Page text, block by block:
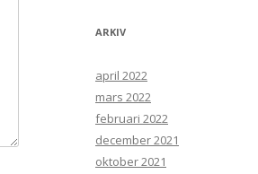
ARKIV
april 2022
mars 2022
februari 2022
december 2021
oktober 2021